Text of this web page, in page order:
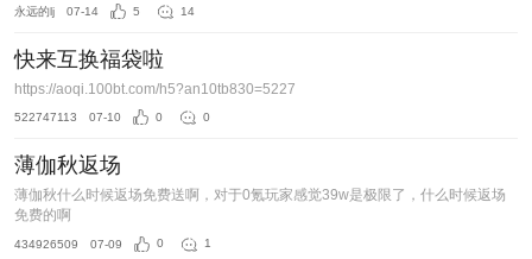
永远的lj 07-14 5 14
快来互换福袋啦
https://aoqi.100bt.com/h5?an10tb830=5227
522747113 07-10 0 0
薄伽秋返场
薄伽秋什么时候返场免费送啊，对于0氪玩家感觉39w是极限了，什么时候返场
免费的啊
434926509 07-09 0 1